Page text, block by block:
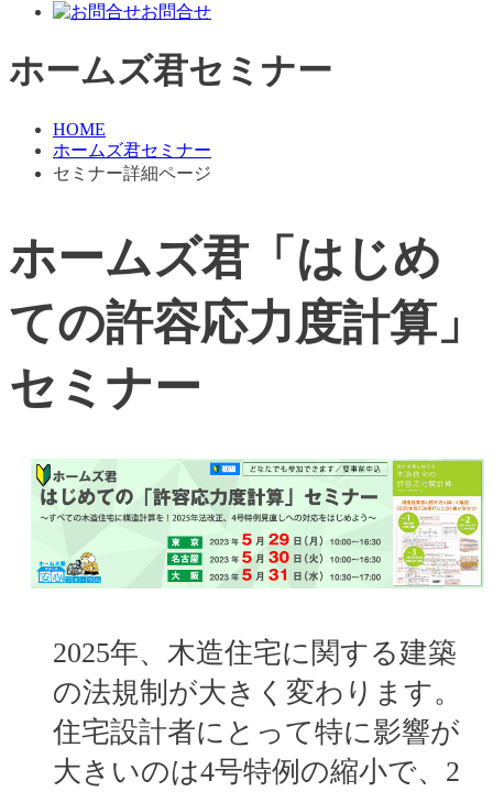
お問合せ
ホームズ君セミナー
HOME
ホームズ君セミナー
セミナー詳細ページ
ホームズ君「はじめ
ての許容応力度計算」
セミナー
2025年、木造住宅に関する建築
の法規制が大きく変わります。
住宅設計者にとって特に影響が
大きいのは4号特例の縮小で、2